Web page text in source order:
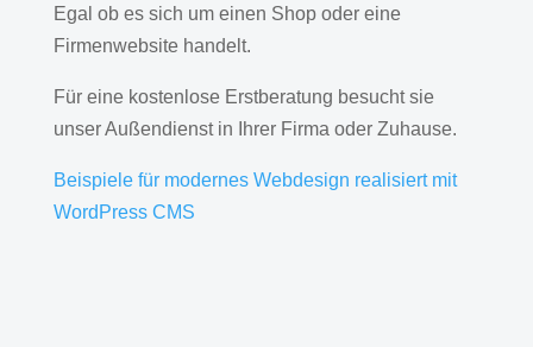
Egal ob es sich um einen Shop oder eine
Firmenwebsite handelt.
Für eine kostenlose Erstberatung besucht sie
unser Außendienst in Ihrer Firma oder Zuhause.
Beispiele für modernes Webdesign realisiert mit
WordPress CMS